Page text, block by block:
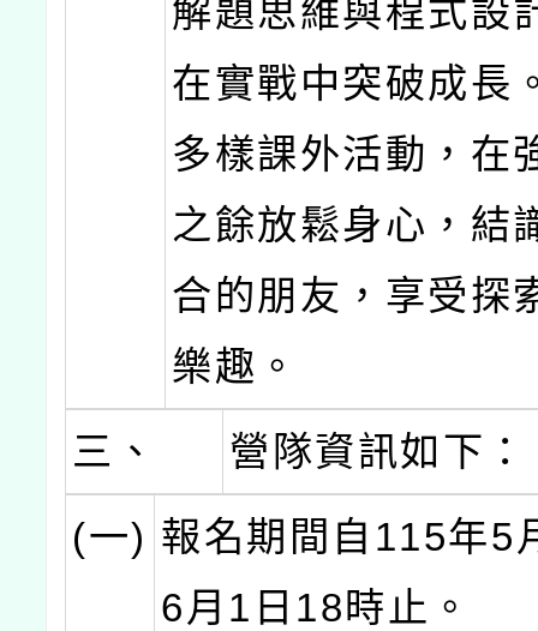
解題思維與程式設
在實戰中突破成長
多樣課外活動，在
之餘放鬆身心，結
合的朋友，享受探
樂趣。
三、
營隊資訊如下：
(一) 報名期間自115年5
6月1日18時止。